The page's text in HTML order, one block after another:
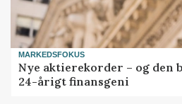
MARKEDSFOKUS
Nye aktierekorder – og den
24-årigt finansgeni